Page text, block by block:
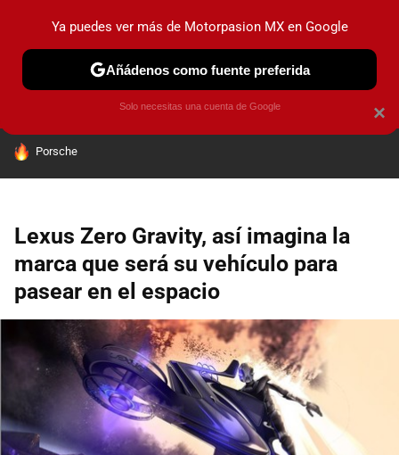
PRUEBAS INDUSTRIA HOY NO CIRCULA
HOY SE HABLA DE
Porsche
Lexus Zero Gravity, así imagina la
marca que será su vehículo para
pasear en el espacio
×
Ya puedes ver más de Motorpasion MX en Google
Añádenos como fuente preferida
Solo necesitas una cuenta de Google